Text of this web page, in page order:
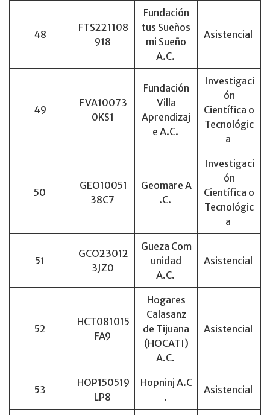
48
FTS221108
918
Fundación
tus Sueños
mi Sueño
A.C.
Asistencial
49
FVA10073
0KS1
Fundación
Villa
Aprendizaj
e A.C.
Investigaci
ón
Científica o
Tecnológic
a
50
GEO10051
38C7
Geomare A
.C.
Investigaci
ón
Científica o
Tecnológic
a
51
GCO23012
3JZ0
Gueza Com
unidad
A.C.
Asistencial
52
HCT081015
FA9
Hogares
Calasanz
de Tijuana
(HOCATI)
A.C.
Asistencial
53
HOP150519
LP8
Hopninj A.C
.
Asistencial